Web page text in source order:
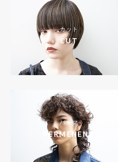
カット
CUT
パーマ
PERMENENT